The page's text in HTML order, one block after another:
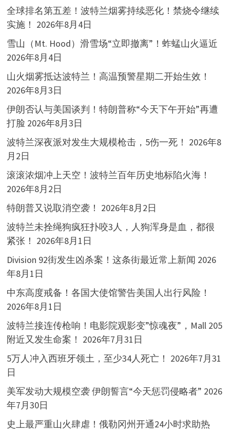
全球排名第五差！波特兰烟雾持续恶化！禁烧令继续
实施！ 2026年8月4日
雪山（Mt. Hood）滑雪场“立即撤离”！蚱蜢山火逼近
2026年8月4日
山火烟雾抵达波特兰！高温预警星期二开始生效！
2026年8月3日
伊朗否认与美国谈判！特朗普称“今天下午开始”再遭
打脸 2026年8月3日
波特兰深夜派对发生大规模枪击，5伤一死！ 2026年8
月2日
滚滚浓烟冲上天空！波特兰百年历史地标陷火海！
2026年8月2日
特朗普又说取消空袭！ 2026年8月2日
波特兰未拴绳狗疯狂扑咬3人，人狗浑身是血，都很
紧张！ 2026年8月1日
Division 92街发生凶杀案！这条街最近常上新闻 2026
年8月1日
中东高度戒备！各国大使馆警告美国人出行风险！
2026年8月1日
波特兰接连传枪响！电影院观影变”惊魂夜”，Mall 205
附近又发生命案！ 2026年7月31日
5万人冲入西班牙领土，至少34人死亡！ 2026年7月31
日
美军发动大规模空袭 伊朗誓言“今天惩罚侵略者” 2026
年7月30日
史上最严重山火肆虐！俄勒冈州开通24小时求助热